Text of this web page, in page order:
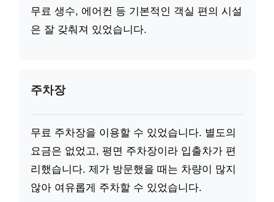
무료 생수, 에어컨 등 기본적인 객실 편의 시설
은 잘 갖춰져 있었습니다.
주차장
무료 주차장을 이용할 수 있었습니다. 별도의
요금은 없었고, 평면 주차장이라 입출차가 편
리했습니다. 제가 방문했을 때는 차량이 많지
않아 여유롭게 주차할 수 있었습니다.